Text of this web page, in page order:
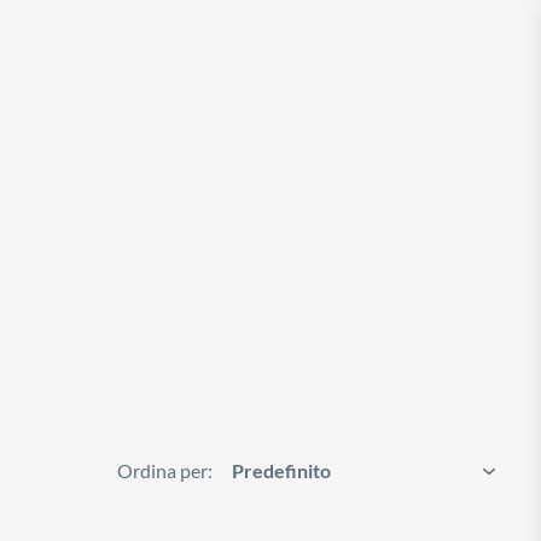
Ordina per: